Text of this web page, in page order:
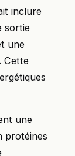
inclure
sortie
une
Cette
une
protéines